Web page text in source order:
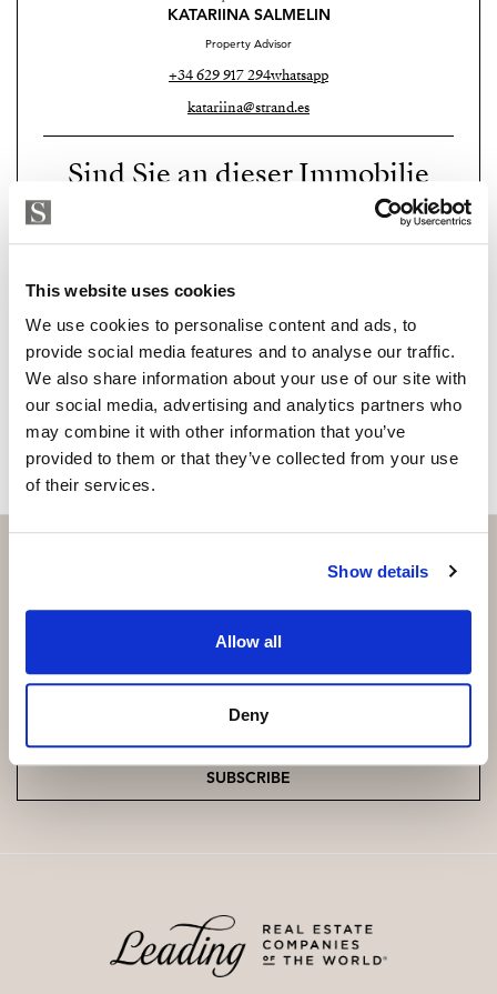
This website uses cookies
We use cookies to personalise content and ads, to
provide social media features and to analyse our traffic.
We also share information about your use of our site with
our social media, advertising and analytics partners who
may combine it with other information that you’ve
provided to them or that they’ve collected from your use
of their services.
Show details
Allow all
Deny
KATARIINA SALMELIN
Property Advisor
+34 629 917 294whatsapp
katariina@strand.es
Sind Sie an dieser Immobilie
we will contact you with the language you
viewings by Whats App free of charge.
MAKE CONTACT REQUEST
Im Higuerón Resort genießen Sie einen
unvergleichlichen Lebensstil: Strand, der renommierte
Higuerón Sports Club und das 5-Sterne-Hilton-Hotel
mit erstklassigen Annehmlichkeiten wie Tennis-, Padel-
und Basketballplätzen, einem umfangreichen Spa- und
Wellnessbereich, Pools, Saunen,
Wellnessanwendungen und einer vielfältigen
Gastronomie – von legeren Restaurants bis hin zu
Fuß erreichbar.
Hervorragende Anbindung: Bahnhof Carvajal (500 m),
Strand (800 m), Fuengirola (3 km), Einkaufszentrum
Miramar (7 km) und Flughafen Málaga (14 km).
Ob Sie einen festen Wohnsitz oder ein Feriendomizil
suchen – dieses Penthouse bietet die perfekte
Charme.
Subscribe and be the first to receive exclusive
SUBSCRIBE